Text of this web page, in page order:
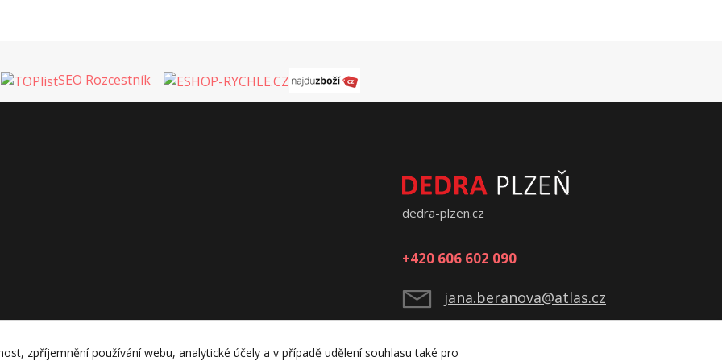
SEO Rozcestník
dedra-plzen.cz
+420 606 602 090
jana.beranova@atlas.cz
zpříjemnění používání webu, analytické účely a v případě udělení souhlasu také pro